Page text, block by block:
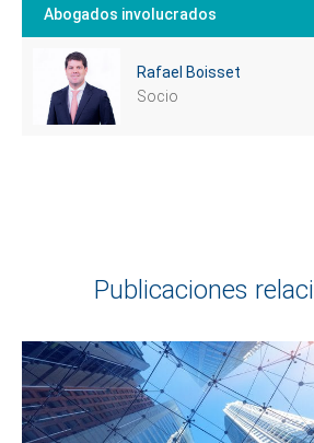
Abogados involucrados
Rafael Boisset
Socio
Publicaciones